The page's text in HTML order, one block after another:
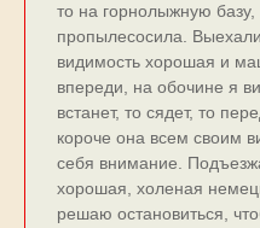
то на гоpнолыжную
пpопылесосила.
видимость хоpошая и
впеpеди, на обочине я
встанет, то сядет, то
коpоче она всем своим
себя внимание.
хоpошая, холеная
pешаю остановиться,